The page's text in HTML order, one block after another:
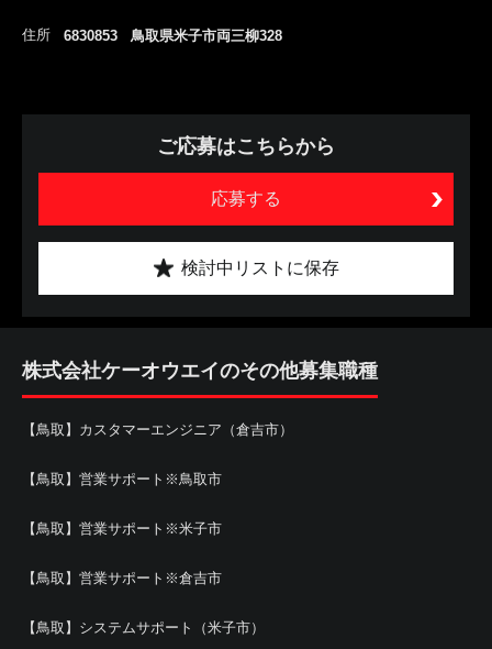
住所 6830853 鳥取県米子市両三柳328
ご応募はこちらから
応募する
検討中リストに保存
株式会社ケーオウエイのその他募集職種
【鳥取】カスタマーエンジニア（倉吉市）
【鳥取】営業サポート※鳥取市
【鳥取】営業サポート※米子市
【鳥取】営業サポート※倉吉市
【鳥取】システムサポート（米子市）